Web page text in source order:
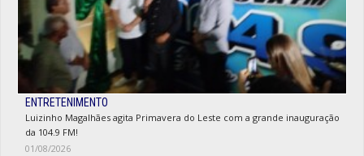
ENTRETENIMENTO
Luizinho Magalhães agita Primavera do Leste com a grande inauguração
da 104.9 FM!
01/08/2026